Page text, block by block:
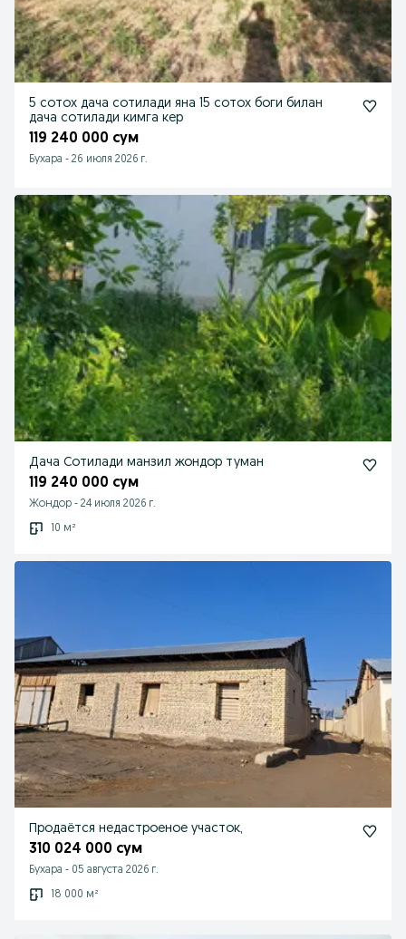
5 сотох дача сотилади яна 15 сотох боги билан
дача сотилади кимга кер
119 240 000 сум
Бухара - 26 июля 2026 г.
Дача Сотилади манзил жондор туман
119 240 000 сум
Жондор - 24 июля 2026 г.
10 м²
Продаётся недастроеное участок,
310 024 000 сум
Бухара - 05 августа 2026 г.
18 000 м²